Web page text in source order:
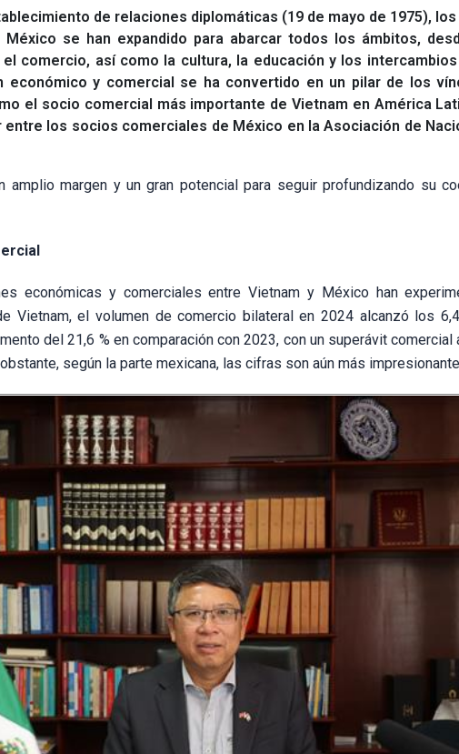
de relaciones diplomáticas (19 de mayo de 1975),
se han expandido para abarcar todos los ámbitos,
comercio, así como la cultura, la educación y los
económico y comercial se ha convertido en un pilar de los
el socio comercial más importante de Vietnam en América
los socios comerciales de México en la Asociación de
amplio margen y un gran potencial para seguir profundizando su
económicas y comerciales entre Vietnam y México han
Vietnam, el volumen de comercio bilateral en 2024 alcanzó los
del 21,6 % en comparación con 2023, con un superávit comercial
según la parte mexicana, las cifras son aún más